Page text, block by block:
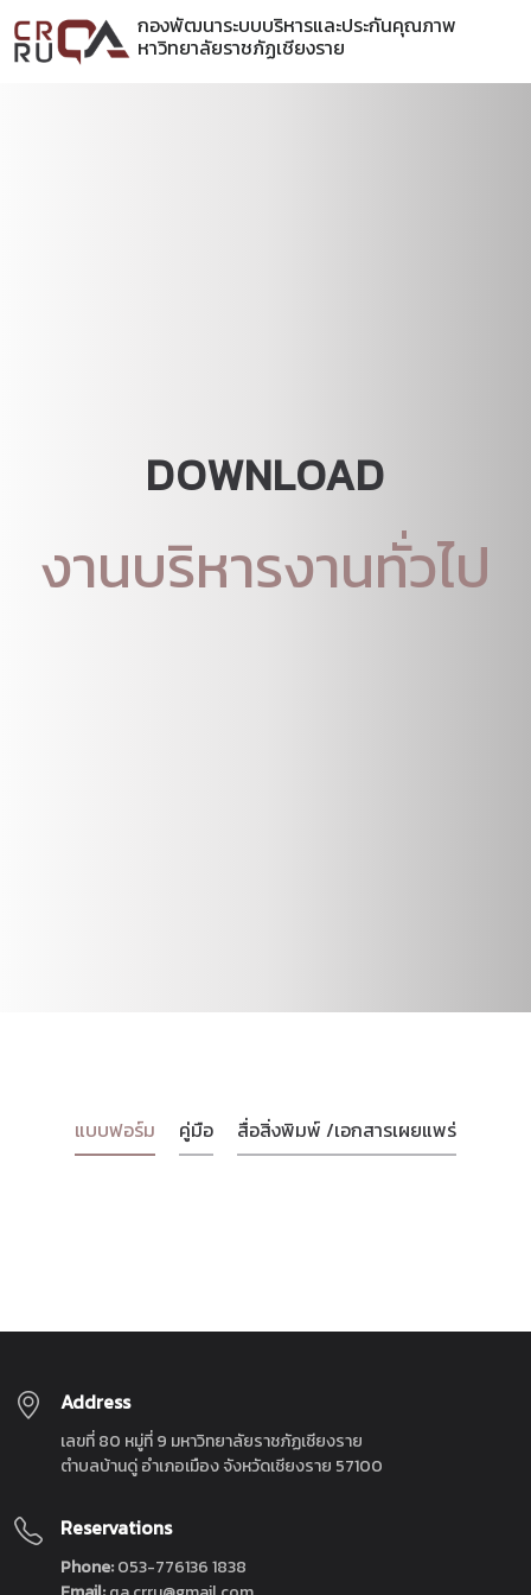
กองพัฒนาระบบบริหารและประกันคุณภาพ
หาวิทยาลัยราชภัฏเชียงราย
DOWNLOAD
งานบริหารงานทั่วไป
แบบฟอร์ม คู่มือ สื่อสิ่งพิมพ์ /เอกสารเผยแพร่
Address
เลขที่ 80 หมู่ที่ 9 มหาวิทยาลัยราชภัฏเชียงราย
ตำบลบ้านดู่ อำเภอเมือง จังหวัดเชียงราย 57100
Reservations
Phone:053-776136 1838